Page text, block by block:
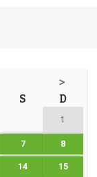
>
S D
1
7 8
14 15